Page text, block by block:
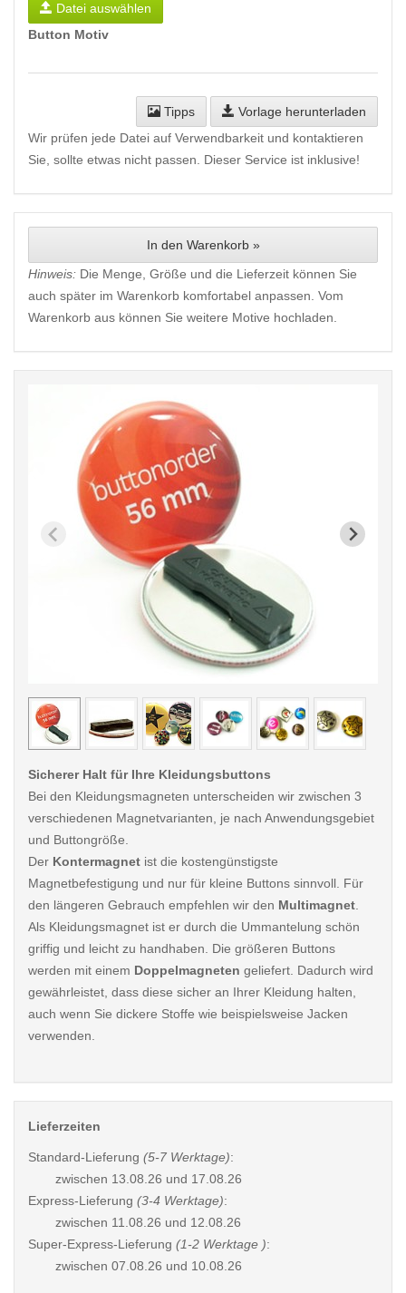
Datei auswählen
Button Motiv
Tipps
Vorlage herunterladen
Wir prüfen jede Datei auf Verwendbarkeit und kontaktieren
Sie, sollte etwas nicht passen. Dieser Service ist inklusive!
In den Warenkorb »
Hinweis: Die Menge, Größe und die Lieferzeit können Sie
auch später im Warenkorb komfortabel anpassen. Vom
Warenkorb aus können Sie weitere Motive hochladen.
< /picture>
Sicherer Halt für Ihre Kleidungsbuttons
Bei den Kleidungsmagneten unterscheiden wir zwischen 3
verschiedenen Magnetvarianten, je nach Anwendungsgebiet
und Buttongröße.
Der Kontermagnet ist die kostengünstigste
Magnetbefestigung und nur für kleine Buttons sinnvoll. Für
den längeren Gebrauch empfehlen wir den Multimagnet
Als Kleidungsmagnet ist er durch die Ummantelung schön
griffig und leicht zu handhaben. Die größeren Buttons
werden mit einem Doppelmagneten geliefert. Dadurch wird
gewährleistet, dass diese sicher an Ihrer Kleidung halten,
auch wenn Sie dickere Stoffe wie beispielsweise Jacken
verwenden.
Lieferzeiten
Standard-Lieferung (5-7 Werktage):
zwischen 13.08.26 und 17.08.26
Express-Lieferung (3-4 Werktage):
zwischen 11.08.26 und 12.08.26
Super-Express-Lieferung (1-2 Werktage ):
zwischen 07.08.26 und 10.08.26